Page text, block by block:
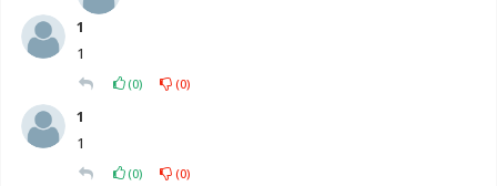
1
1
(0) (0)
1
1
(0) (0)